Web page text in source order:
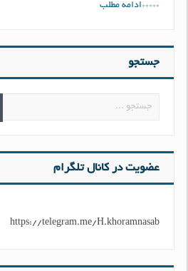
*****ادامه مطلب
جستجو
عضویت در کانال تلگرام
https://telegram.me/H.khoramnasab